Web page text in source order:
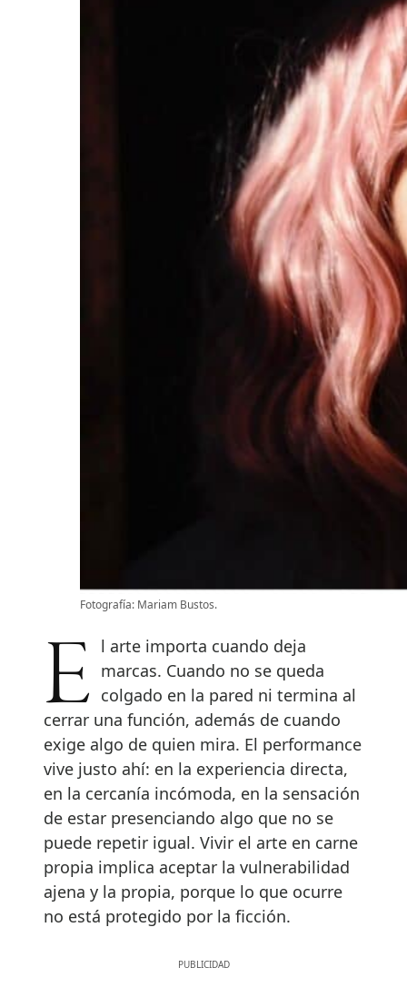
Fotografía: Mariam Bustos.
El arte importa cuando deja marcas. Cuando no se queda
colgado en la pared ni termina al
cerrar una función, además de cuando
exige algo de quien mira. El performance
vive justo ahí: en la experiencia directa,
en la cercanía incómoda, en la sensación
de estar presenciando algo que no se
puede repetir igual. Vivir el arte en carne
propia implica aceptar la vulnerabilidad
ajena y la propia, porque lo que ocurre
no está protegido por la ficción.